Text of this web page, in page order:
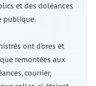
et des doléances
publique.
ont d’ores et
remontées aux
courrier,